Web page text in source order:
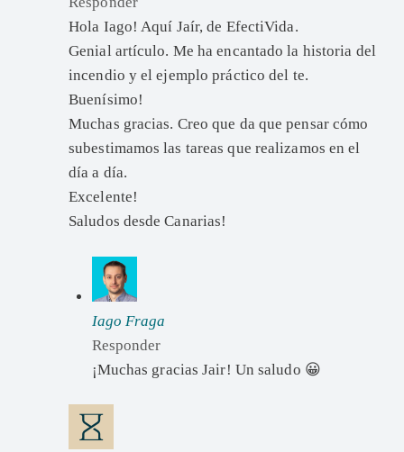
Hola Iago! Aquí Jaír, de EfectiVida.
Genial artículo. Me ha encantado la historia del
incendio y el ejemplo práctico del te.
Buenísimo!
Muchas gracias. Creo que da que pensar cómo
subestimamos las tareas que realizamos en el
día a día.
Excelente!
Saludos desde Canarias!
Iago Fraga
Responder
¡Muchas gracias Jair! Un saludo 😀